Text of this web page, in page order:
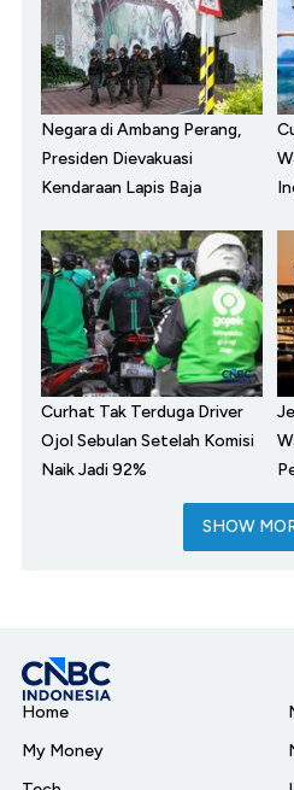
Negara di Ambang Perang,
Presiden Dievakuasi
Kendaraan Lapis Baja
Curhat Tak Terduga Driver
Ojol Sebulan Setelah Komisi
Naik Jadi 92%
SHOW
Home
My Money